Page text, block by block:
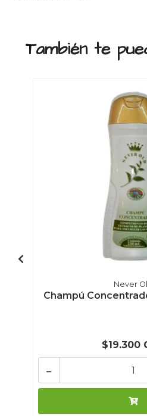
También te
Never
Champú
$19.300
-